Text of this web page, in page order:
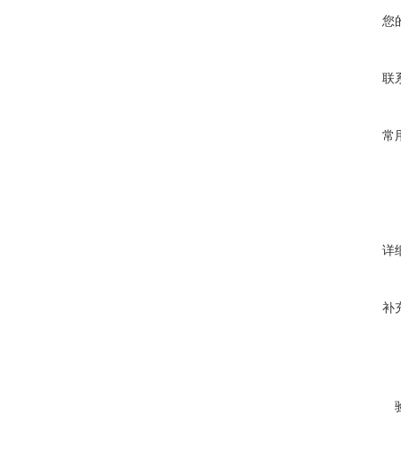
您
联
常
详
补